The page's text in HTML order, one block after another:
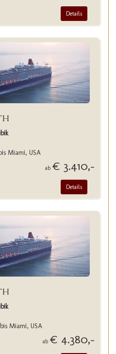
Details
Miami, USA
ab € 3.410,-
Details
Miami, USA
ab € 4.380,-